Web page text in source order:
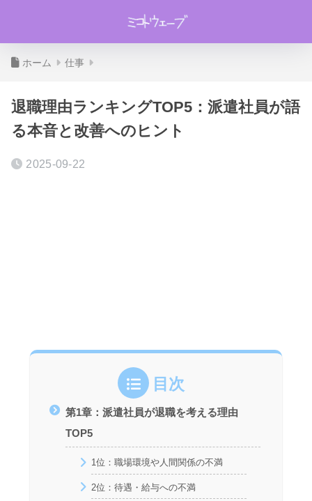
ホーム 仕事
退職理由ランキングTOP5：派遣社員が語
る本音と改善へのヒント
2025-09-22
目次
第1章：派遣社員が退職を考える理由
TOP5
1位：職場環境や人間関係の不満
2位：待遇・給与への不満